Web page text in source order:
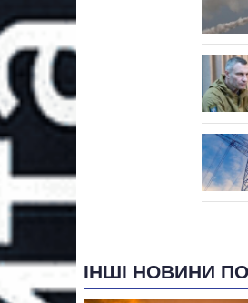
ІНШІ НОВИНИ